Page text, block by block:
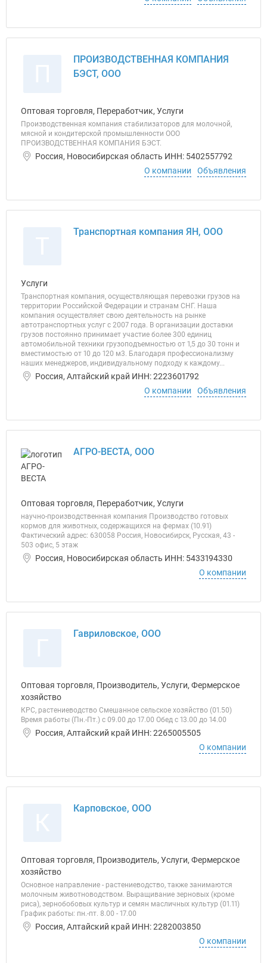
ПРОИЗВОДСТВЕННАЯ КОМПАНИЯ
БЭСТ, ООО
Оптовая торговля, Переработчик, Услуги
Производственная компания стабилизаторов для молочной,
мясной и кондитерской промышленности ООО
ПРОИЗВОДСТВЕННАЯ КОМПАНИЯ БЭСТ.
Россия, Новосибирская область ИНН: 5402557792
О компании
Объявления
Транспортная компания ЯН, ООО
Услуги
Транспортная компания, осуществляющая перевозки грузов на
территории Российской Федерации и странам СНГ. Наша
компания осуществляет свою деятельность на рынке
автотранспортных услуг с 2007 года. В организации доставки
грузов постоянно принимает участие более 300 единиц
автомобильной техники грузоподъемностью от 1,5 до 30 тонн и
вместимостью от 10 до 120 м3. Благодаря профессионализму
наших менеджеров, индивидуальному подходу к каждому...
Россия, Алтайский край ИНН: 2223601792
О компании
Объявления
АГРО-ВЕСТА, ООО
Оптовая торговля, Переработчик, Услуги
научно-производственная компания Производство готовых
кормов для животных, содержащихся на фермах (10.91)
Фактический адрес: 630058 Россия, Новосибирск, Русская, 43 -
503 офис, 5 этаж
Россия, Новосибирская область ИНН: 5433194330
О компании
Гавриловское, ООО
Оптовая торговля, Производитель, Услуги, Фермерское
хозяйство
КРС, растениеводство Смешанное сельское хозяйство (01.50)
Время работы (Пн.-Пт.) с 09.00 до 17.00 Обед с 13.00 до 14.00
Россия, Алтайский край ИНН: 2265005505
О компании
Карповское, ООО
Оптовая торговля, Производитель, Услуги, Фермерское
хозяйство
Основное направление - растениеводство, также занимаются
молочным животноводством. Выращивание зерновых (кроме
риса), зернобобовых культур и семян масличных культур (01.11)
График работы: пн.-пт. 8.00 - 17.00
Россия, Алтайский край ИНН: 2282003850
О компании